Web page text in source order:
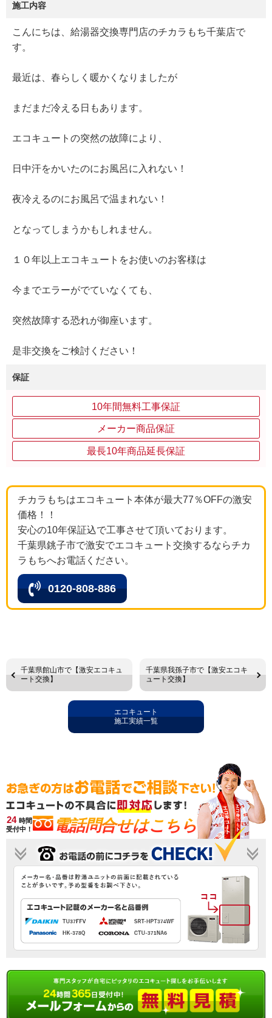
施工内容
こんにちは、給湯器交換専門店のチカラもち千葉店で
す。
最近は、春らしく暖かくなりましたが
まだまだ冷える日もあります。
エコキュートの突然の故障により、
日中汗をかいたのにお風呂に入れない！
夜冷えるのにお風呂で温まれない！
となってしまうかもしれません。
１０年以上エコキュートをお使いのお客様は
今までエラーがでていなくても、
突然故障する恐れが御座います。
是非交換をご検討ください！
保証
10年間無料工事保証
メーカー商品保証
最長10年商品延長保証
チカラもちはエコキュート本体が最大77％OFFの激安
価格！！
安心の10年保証込で工事させて頂いております。
千葉県銚子市で激安でエコキュート交換するならチカ
ラもちへお電話ください。
0120-808-886
千葉県館山市で【激安エコキュ
ート交換】
千葉県我孫子市で【激安エコキ
ュート交換】
エコキュート
施工実績一覧
24 時間
受付中！
電話問合せはこちら